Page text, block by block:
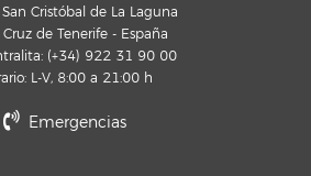
Cristóbal de La Laguna
de Tenerife - España
(+34) 922 31 90 00
L-V, 8:00 a 21:00 h
Emergencias